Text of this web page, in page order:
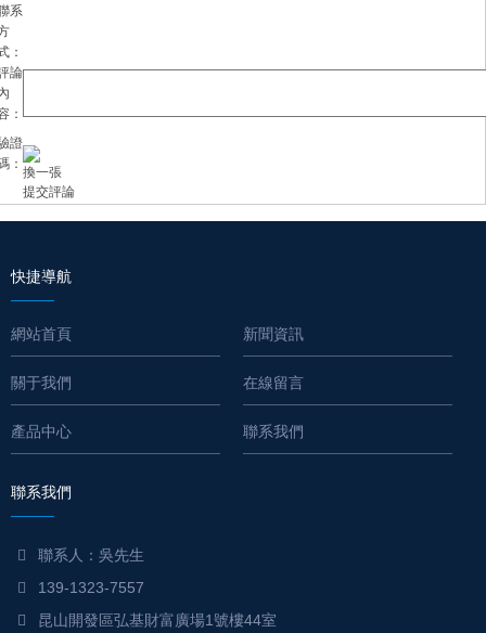
系
：
論
：
證
：
換一張
快捷導航
網站首頁 新聞資訊
關于我們 在線留言
產品中心 聯系我們
聯系我們
聯系人：吳先生
139-1323-7557
昆山開發區弘基財富廣場1號樓44室